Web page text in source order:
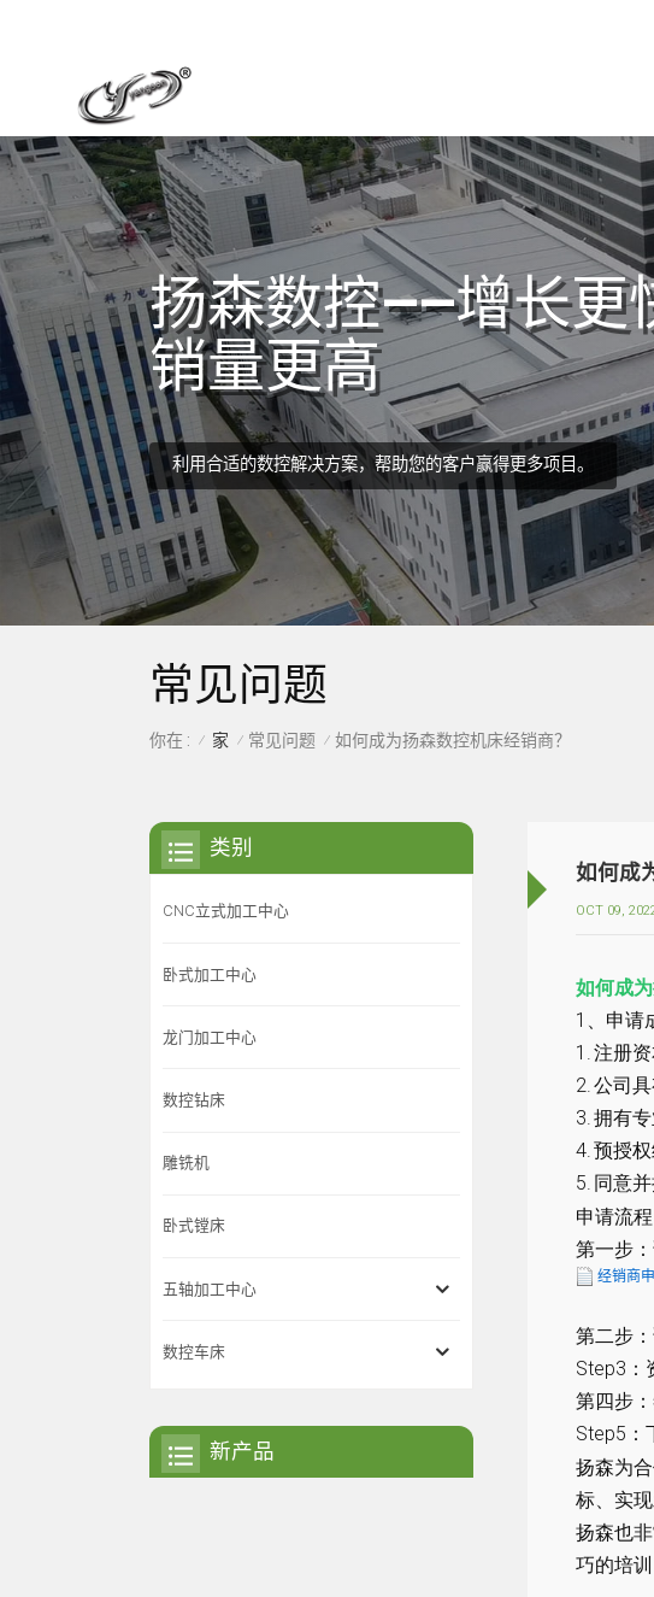
扬森数控——增长更
销量更高
利用合适的数控解决方案，帮助您的客户赢得更多项目。
常见问题
你在 : / 家 / 常见问题 / 如何成为扬森数控机床经销商？
如何成
OCT 09,
如何成
1、申请
1.注册
2.公司
3.拥有
4.预授
5. 同意
申请流程
第一步
经销商
第二步
Step3：
第四步：
Step5：
扬森为
标、实现
扬森也
巧的培
类别
CNC立式加工中心
卧式加工中心
龙门加工中心
数控钻床
雕铣机
卧式镗床
五轴加工中心
数控车床
新产品